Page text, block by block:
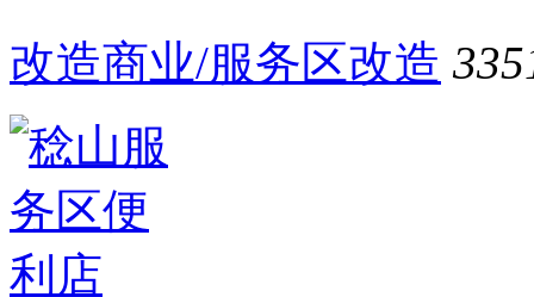
改造商业/服务区改造